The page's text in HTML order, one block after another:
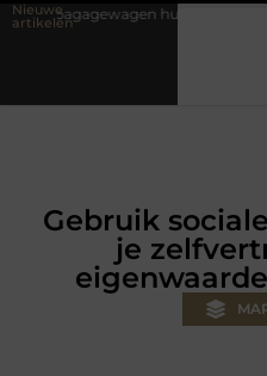
Nieuwe
artikelenKies de juiste aanhanger voor
Gebruik
je